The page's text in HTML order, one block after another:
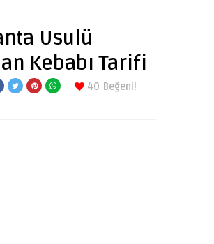
Usulü
Kebabı Tarifi
40 Beğeni!